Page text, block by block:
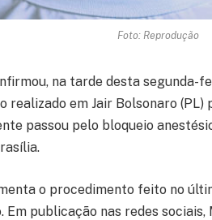
Foto: Reprodução
na tarde desta segunda-
realizado em Jair Bolsonaro
passou pelo bloqueio
o procedimento feito no
Em publicação nas redes